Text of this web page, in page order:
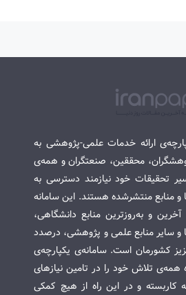
ارائه خدمات علمی-پژوهشی به
محققین، صنعتگران و همه‌ی
تحقیقات خود نیازمند دسترسی به
منابع منتشرشده هستند. این سامانه
و به‌روزترین منابع دانشگاهی،
و سایر منابع علمی و پژوهشی، درصدد
کشورمان است. سامانه‌ی یکپارچه‌ی
همه‌ی تلاش خود را در تامین نیازهای
و در این راه از هیچ کمکی